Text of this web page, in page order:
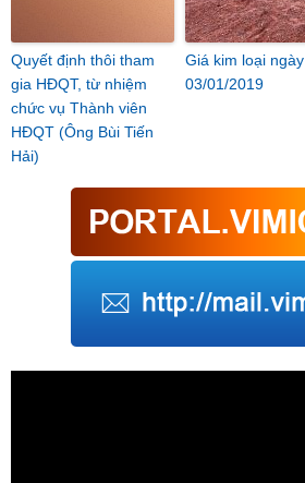
Quyết định thôi tham
gia HĐQT, từ nhiệm
chức vụ Thành viên
HĐQT (Ông Bùi Tiến
Hải)
Giá kim loại ngày
03/01/2019
Trình